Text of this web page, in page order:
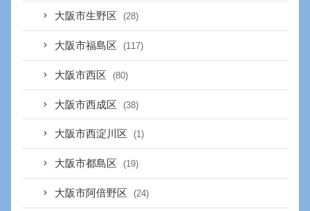
大阪市生野区 (28)
大阪市福島区 (117)
大阪市西区 (80)
大阪市西成区 (38)
大阪市西淀川区 (1)
大阪市都島区 (19)
大阪市阿倍野区 (24)